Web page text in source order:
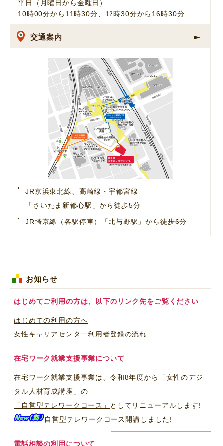
平日（月曜日から金曜日）
10時00分から11時30分、12時30分から16時30分
交通案内
JR京浜東北線、高崎線・宇都宮線
「さいたま新都心駅」から徒歩5分
JR埼京線（各駅停車）「北与野駅」から徒歩6分
お知らせ
はじめてご利用の方は、以下のリンク先をご覧ください
はじめての利用の方へ
女性キャリアセンター利用者登録の流れ
在宅ワーク就業支援事業について
在宅ワーク就業支援事業は、令和8年度から「女性のデジ
タル人材育成講座」の
「自営型テレワークコース」
としてリニューアルします!
自営型テレワークコース開講しました!
電話相談の利用について